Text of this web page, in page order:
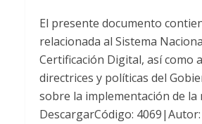
El presente documento
relacionada al Sistema
Certificación Digital, así como
directrices y políticas del
sobre la implementación de la
DescargarCódigo: 4069|Autor: